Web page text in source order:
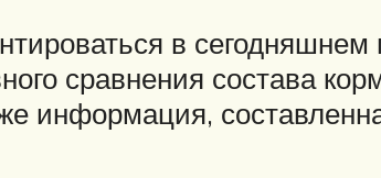
в сегодняшнем
сравнения состава
информация,